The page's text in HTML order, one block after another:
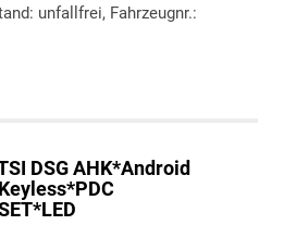
unfallfrei, Fahrzeugnr.:
drucken
DSG AHK*Android